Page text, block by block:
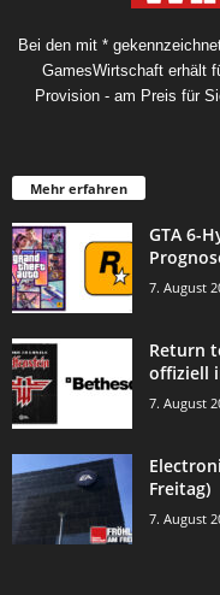
Bei den mit *
GamesWirtschaft erhält
Provision - am Preis für
Mehr erfahren
GTA 6-
7. August
Return
offiziell
7. August
Freitag)
7. August